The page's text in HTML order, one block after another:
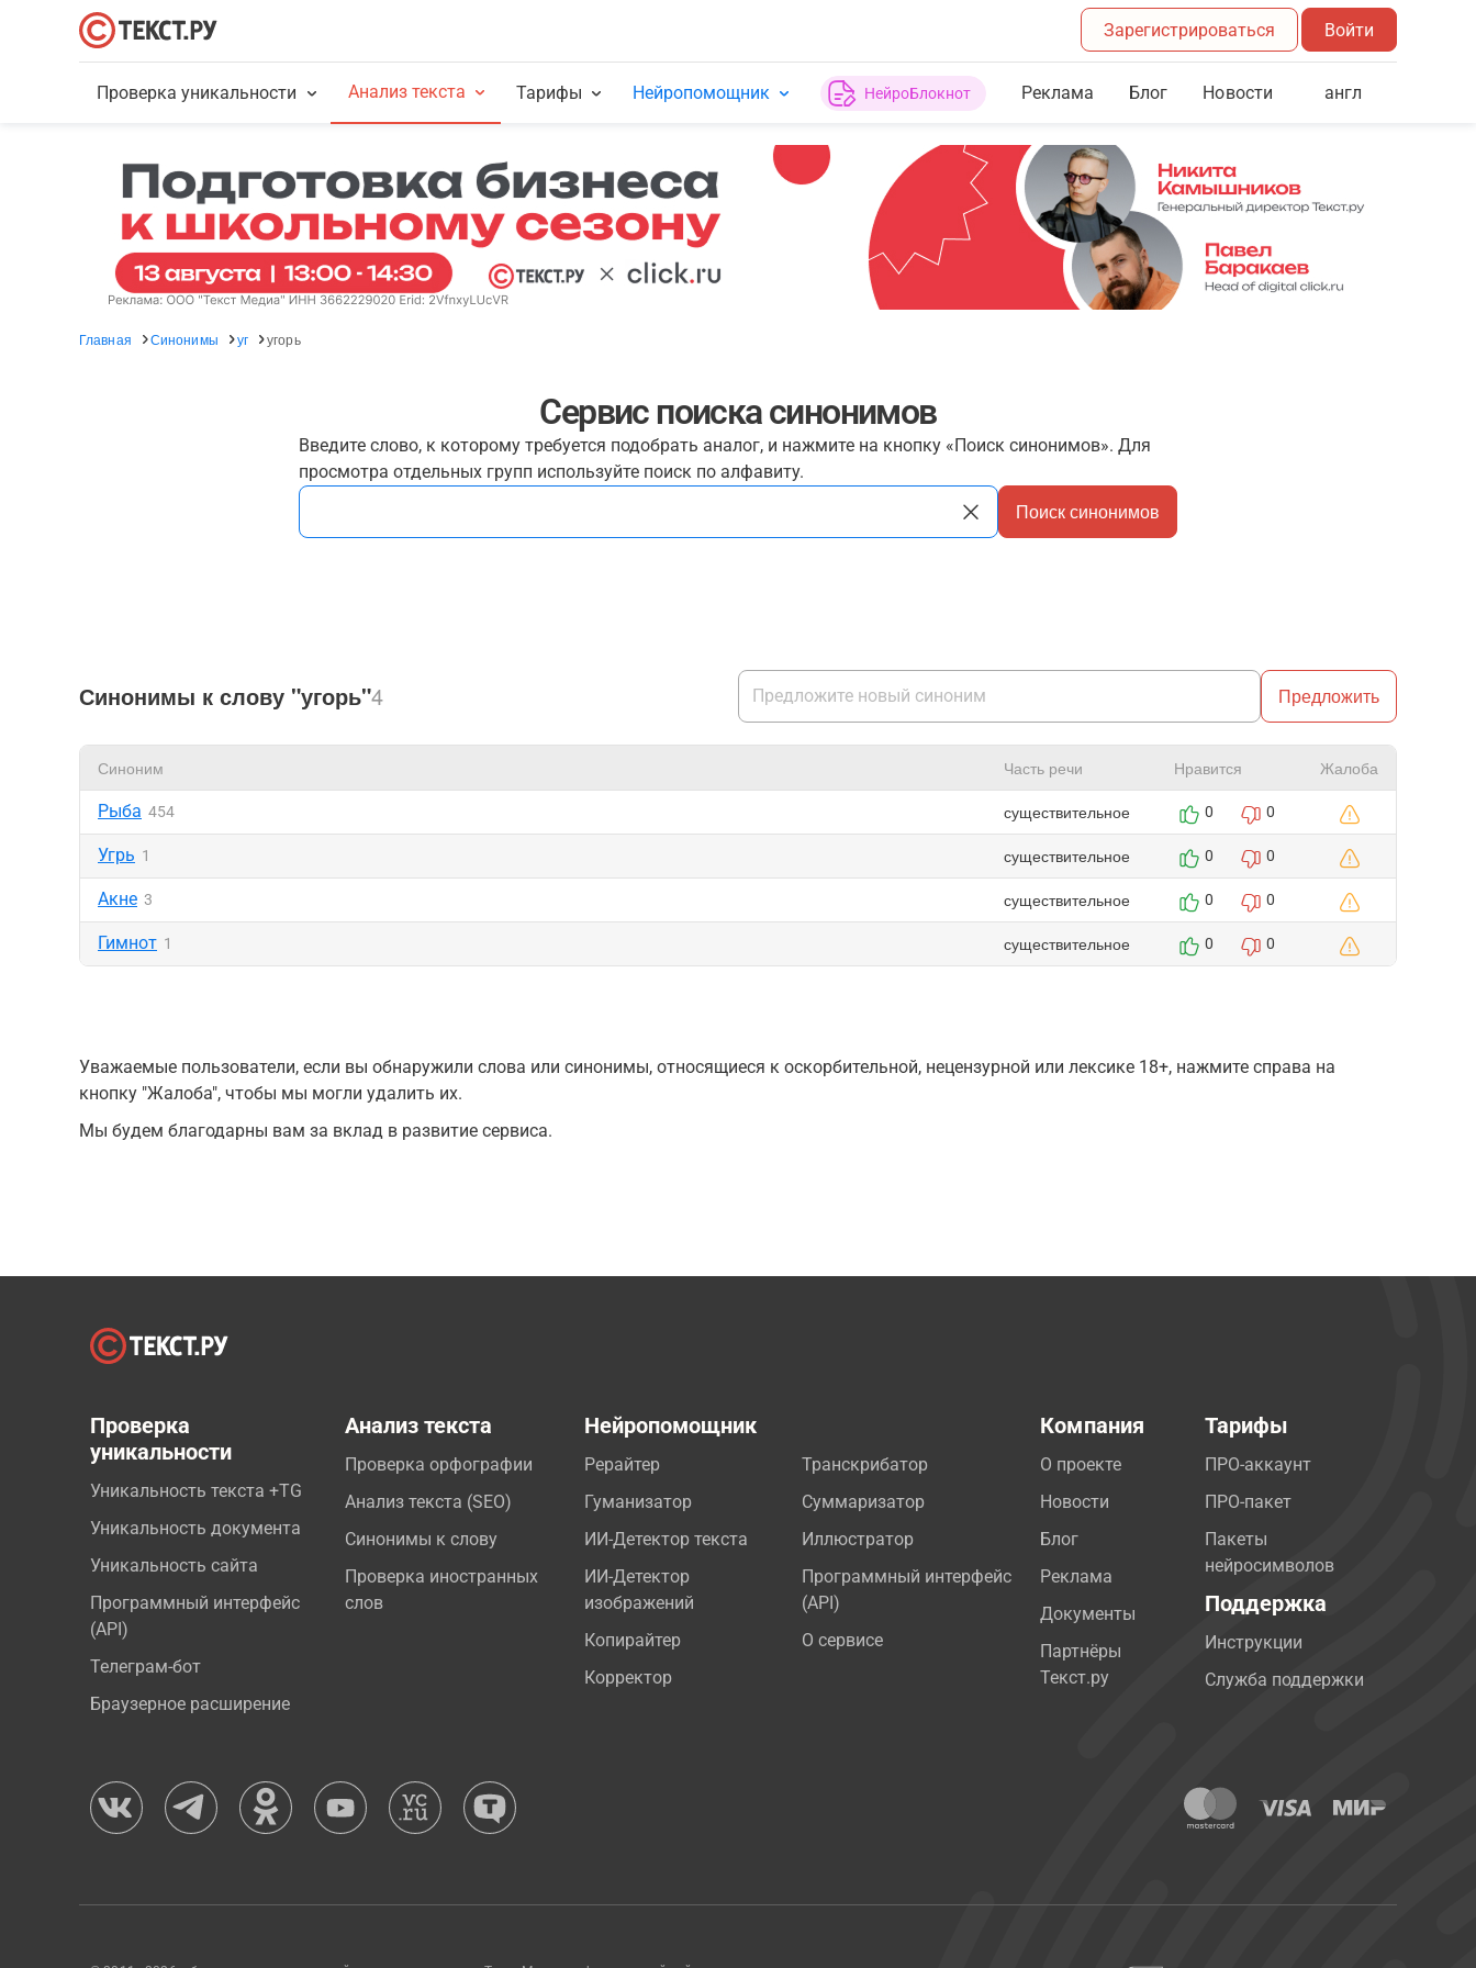
Зарегистрироваться Войти
Проверка уникальности Анализ текста Тарифы Нейропомощник НейроБлокнот Реклама Блог Новости англ
Главная Синонимы уг угорь
Сервис поиска синонимов
Введите слово, к которому требуется подобрать аналог, и нажмите на кнопку «Поиск синонимов». Для
просмотра отдельных групп используйте поиск по алфавиту.
Поиск синонимов
Синонимы к слову "угорь"4 Предложить
Синоним Часть речи Нравится Жалоба
Рыба 454 существительное 0 0
Угрь 1 существительное 0 0
Акне 3 существительное 0 0
Гимнот 1 существительное 0 0
Уважаемые пользователи, если вы обнаружили слова или синонимы, относящиеся к оскорбительной, нецензурной или лексике 18+, нажмите справа на
кнопку "Жалоба", чтобы мы могли удалить их.
Мы будем благодарны вам за вклад в развитие сервиса.
Проверка
уникальности
Уникальность текста +TG
Уникальность документа
Уникальность сайта
Программный интерфейс
(API)
Телеграм-бот
Браузерное расширение
Анализ текста
Проверка орфографии
Анализ текста (SEO)
Синонимы к слову
Проверка иностранных
слов
Нейропомощник
Рерайтер
Гуманизатор
ИИ-Детектор текста
ИИ-Детектор
изображений
Копирайтер
Корректор
Транскрибатор
Суммаризатор
Иллюстратор
Программный интерфейс
(API)
О сервисе
Компания
О проекте
Новости
Блог
Реклама
Документы
Партнёры
Текст.ру
Тарифы
ПРО-аккаунт
ПРО-пакет
Пакеты
нейросимволов
Поддержка
Инструкции
Служба поддержки